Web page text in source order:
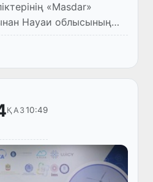
«Masdar»
Науаи облысының
500 МВт болған жел
ҚАЗ10:49